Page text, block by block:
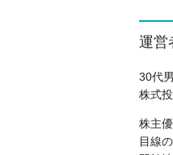
運営
30代
株式
株主
目線